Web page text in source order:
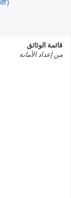
قائمة الوثائق
من إعداد الأمانة